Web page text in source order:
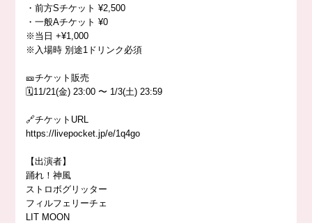
・前方Sチケット ¥2,500
・一般Aチケット ¥0
※当日 +¥1,000
※入場時 別途1ドリンク必須
🎫チケット販売
🗓️11/21(金) 23:00 〜 1/3(土) 23:59
🔗チケットURL
https://livepocket.jp/e/1q4go
【出演者】
踊れ！神風
ストロボグリッター
フィルフェリーチェ
LIT MOON